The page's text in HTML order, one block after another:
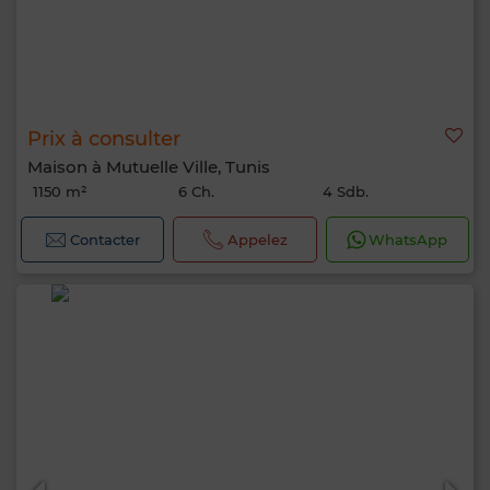
Prix à consulter
Maison à Mutuelle Ville, Tunis
1150 m² 6 Ch. 4 Sdb.
Contacter Appelez WhatsApp